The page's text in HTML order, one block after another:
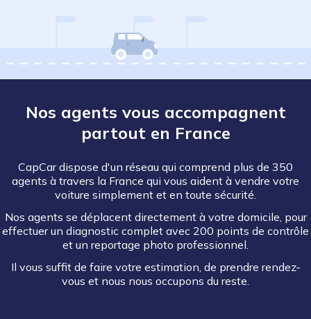
Nos agents vous accompagnent
partout en France
CapCar dispose d'un réseau qui comprend plus de 350
agents à travers la France qui vous aident à vendre votre
voiture simplement et en toute sécurité.
Nos agents se déplacent directement à votre domicile, pour
effectuer un diagnostic complet avec 200 points de contrôle
et un reportage photo professionnel.
Il vous suffit de faire votre estimation, de prendre rendez-
vous et nous nous occupons du reste.